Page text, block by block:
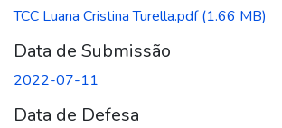
TCC Luana Cristina Turella.pdf(1.66 MB)
Data de Submissão
2022-07-11
Data de Defesa